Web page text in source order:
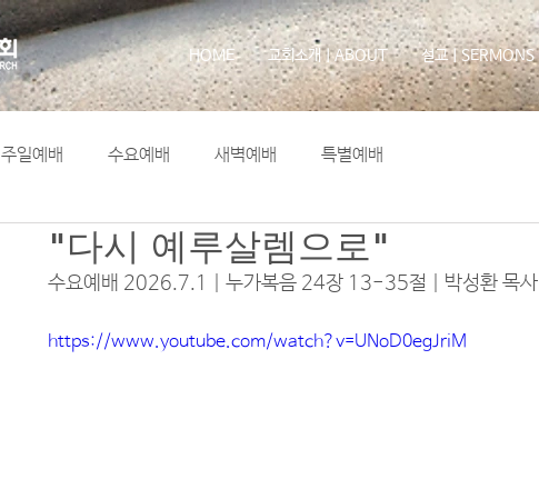
HOME 교회소개ㅣABOUT 설교ㅣSERMONS
주일예배 수요예배 새벽예배 특별예배
"다시 예루살렘으로"
수요예배 2026.7.1 | 누가복음 24장 13-35절 | 박성환 목사
https://www.youtube.com/watch?v=UNoD0egJriM